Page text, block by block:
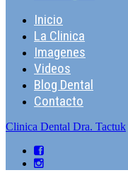
Inicio
La Clinica
Imagenes
Videos
Blog Dental
Contacto
Clinica Dental Dra. Tactuk